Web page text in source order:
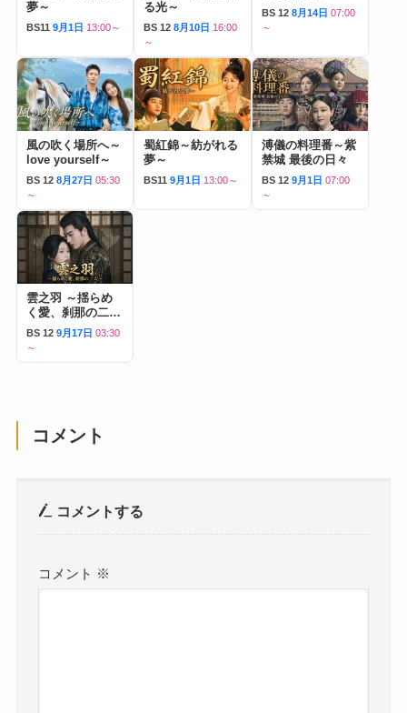
夢～
BS11 9月1日 13:00～
る光～
BS 12 8月10日 16:00
～
BS 12 8月14日 07:00
～
風の吹く場所へ～
love yourself～
BS 12 8月27日 05:30
～
蜀紅錦～紡がれる
夢～
BS11 9月1日 13:00～
溥儀の料理番～紫
禁城 最後の日々
BS 12 9月1日 07:00
～
雲之羽 ～揺らめ
く愛、刹那の二人
～
BS 12 9月17日 03:30
～
コメント
コメントする
コメント ※